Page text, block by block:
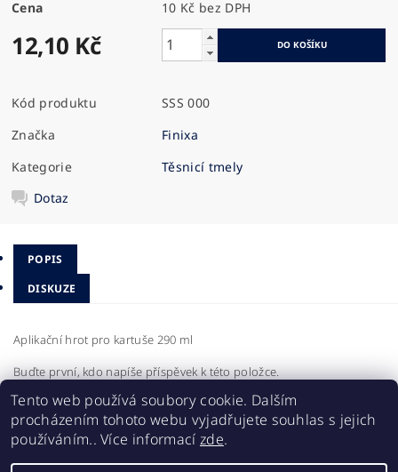
Cena 10 Kč bez DPH
12,10 Kč
Kód produktu
SSS 000
Značka
Finixa
Kategorie
Těsnicí tmely
Dotaz
POPIS
DISKUZE
Aplikační hrot pro kartuše 290 ml
Buďte první, kdo napíše příspěvek k této položce.
Přidat komentář
Tento web používá soubory cookie. Dalším
procházením tohoto webu vyjadřujete souhlas s jejich
používáním.. Více informací zde.